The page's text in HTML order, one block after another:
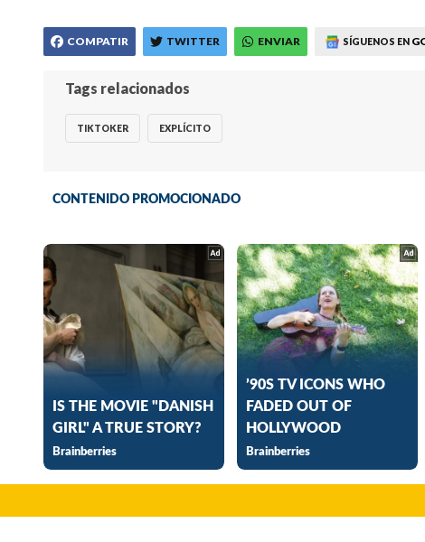
COMPATIR TWITTER ENVIAR SÍGUENOS EN
Tags relacionados
TIKTOKER EXPLÍCITO